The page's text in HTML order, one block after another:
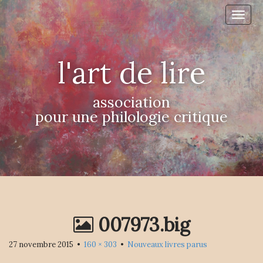
M
a
i
n
m
e
n
u
S
i
p
t
o
c
o
n
t
e
t
l'art de lire
association
pour une philologie critique
007973.big
27 novembre 2015 • 160 × 303 • Nouveaux livres parus